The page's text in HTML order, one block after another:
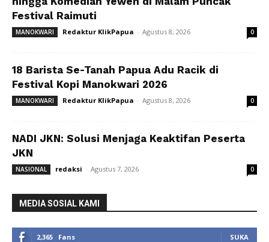
Festival Raimuti
MANOKWARI Redaktur KlikPapua - Agustus 8, 2026 0
18 Barista Se-Tanah Papua Adu Racik di
Festival Kopi Manokwari 2026
MANOKWARI Redaktur KlikPapua - Agustus 8, 2026 0
NADI JKN: Solusi Menjaga Keaktifan Peserta
JKN
NASIONAL redaksi - Agustus 7, 2026 0
MEDIA SOSIAL KAMI
2,365 Fans SUKA